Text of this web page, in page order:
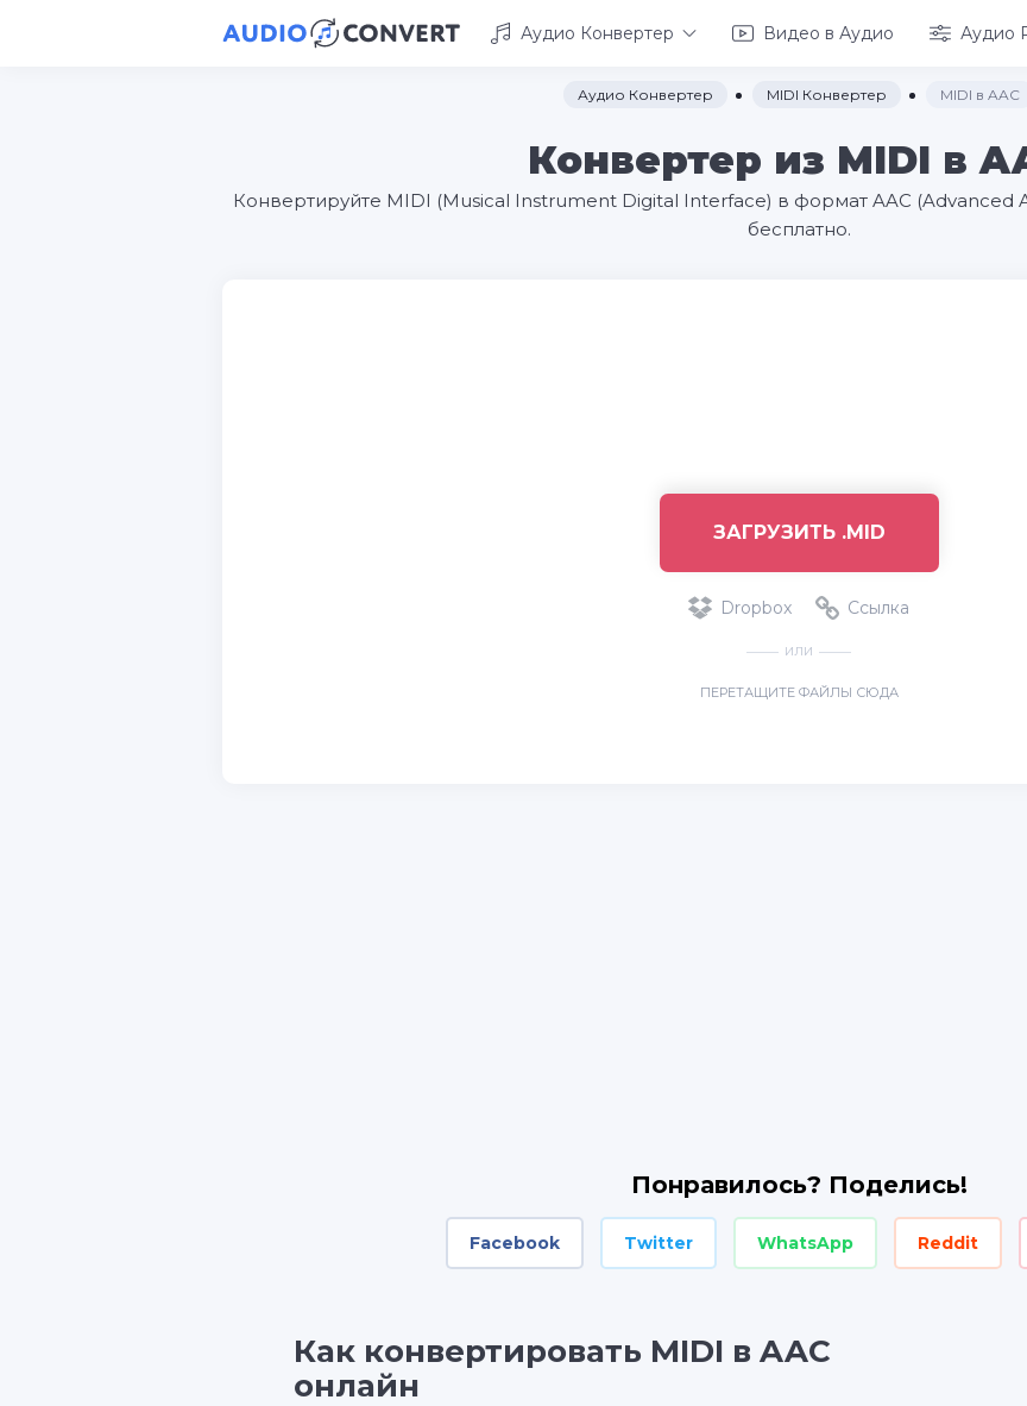
Аудио Конвертер Видео в Аудио Аудио
Аудио Конвертер MIDI Конвертер MIDI в AAC
Конвертер из MIDI в
Конвертируйте MIDI (Musical Instrument Digital Interface) в формат AAC
бесплатно.
ЗАГРУЗИТЬ .MID
Dropbox Ссылка
ИЛИ
ПЕРЕТАЩИТЕ ФАЙЛЫ СЮДА
Понравилось? Поделись!
Facebook Twitter WhatsApp Reddit
Как конвертировать MIDI в AAC
онлайн